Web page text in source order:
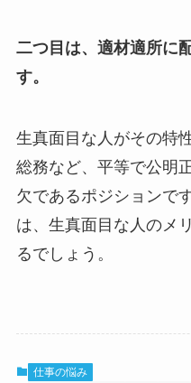
二つ目は、適材適所に
す。
生真面目な人がその特
総務など、平等で公明
欠であるポジションで
は、生真面目な人のメ
るでしょう。
仕事の悩み